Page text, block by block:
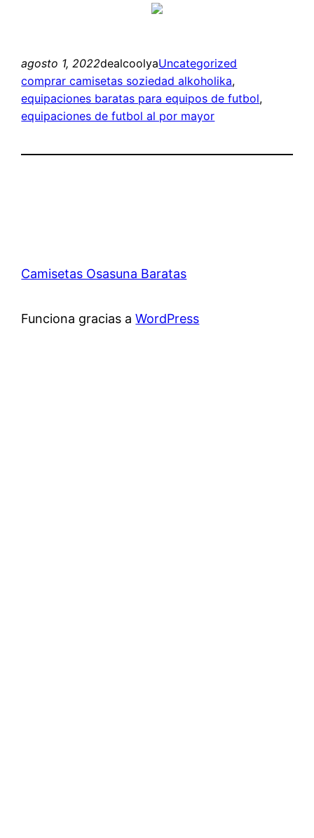
agosto 1, 2022dealcoolyaUncategorized
comprar camisetas soziedad alkoholika
equipaciones baratas para equipos de futbol
equipaciones de futbol al por mayor
Camisetas Osasuna Baratas
Funciona gracias aWordPress